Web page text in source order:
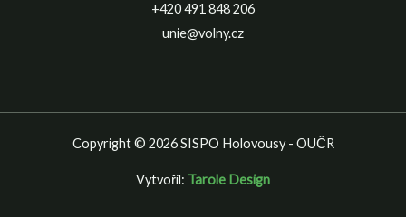
+420 491 848 206
unie@volny.cz
Copyright © 2026 SISPO Holovousy - OUČR
Vytvořil: Tarole Design